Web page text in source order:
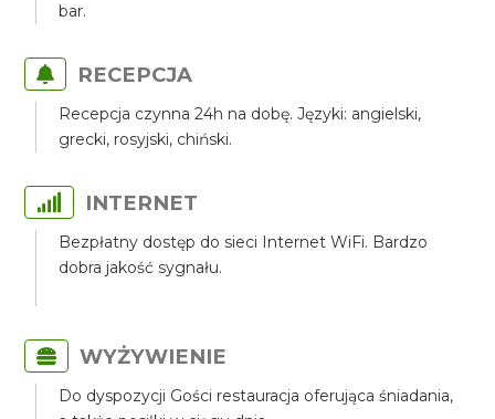
bar.
RECEPCJA
Recepcja czynna 24h na dobę. Języki: angielski,
grecki, rosyjski, chiński.
INTERNET
Bezpłatny dostęp do sieci Internet WiFi. Bardzo
dobra jakość sygnału.
WYŻYWIENIE
Do dyspozycji Gości restauracja oferująca śniadania,